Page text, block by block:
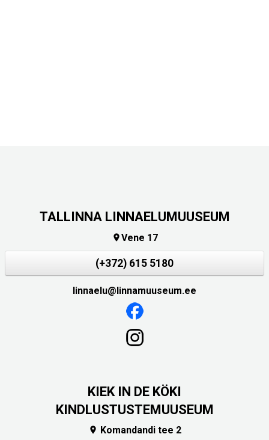
TALLINNA LINNAELUMUUSEUM
Vene 17
(+372) 615 5180
linnaelu@linnamuuseum.ee
KIEK IN DE KÖKI
KINDLUSTUSTEMUUSEUM
 Komandandi tee 2